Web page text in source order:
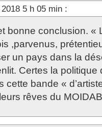
5 h 05 min :
bonne conclusion. «
,parvenus,
un pays dans la
Certes la politique
cette bande «
rêves du